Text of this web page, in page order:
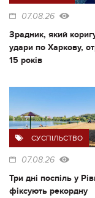
07.08.26
Зрадник, який
удари по Харкову,
15 років
СУСПІЛЬСТВО
07.08.26
Три дні поспіль у
фіксують рекордну